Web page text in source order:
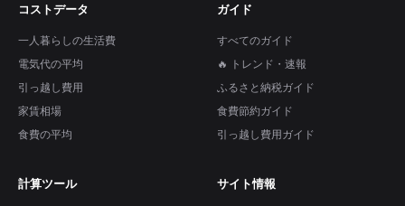
コストデータ
一人暮らしの生活費
電気代の平均
引っ越し費用
家賃相場
食費の平均
ガイド
すべてのガイド
🔥 トレンド・速報
ふるさと納税ガイド
食費節約ガイド
引っ越し費用ガイド
計算ツール サイト情報